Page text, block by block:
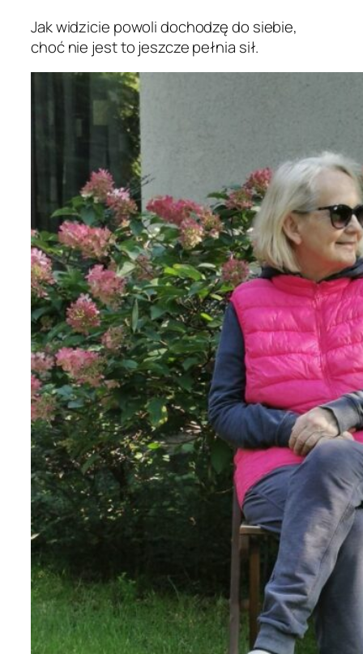
Jak widzicie powoli dochodzę do siebie,
choć nie jest to jeszcze pełnia sił.